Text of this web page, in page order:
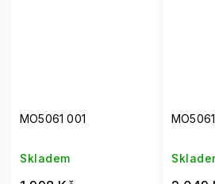
MO5061 001
Skladem